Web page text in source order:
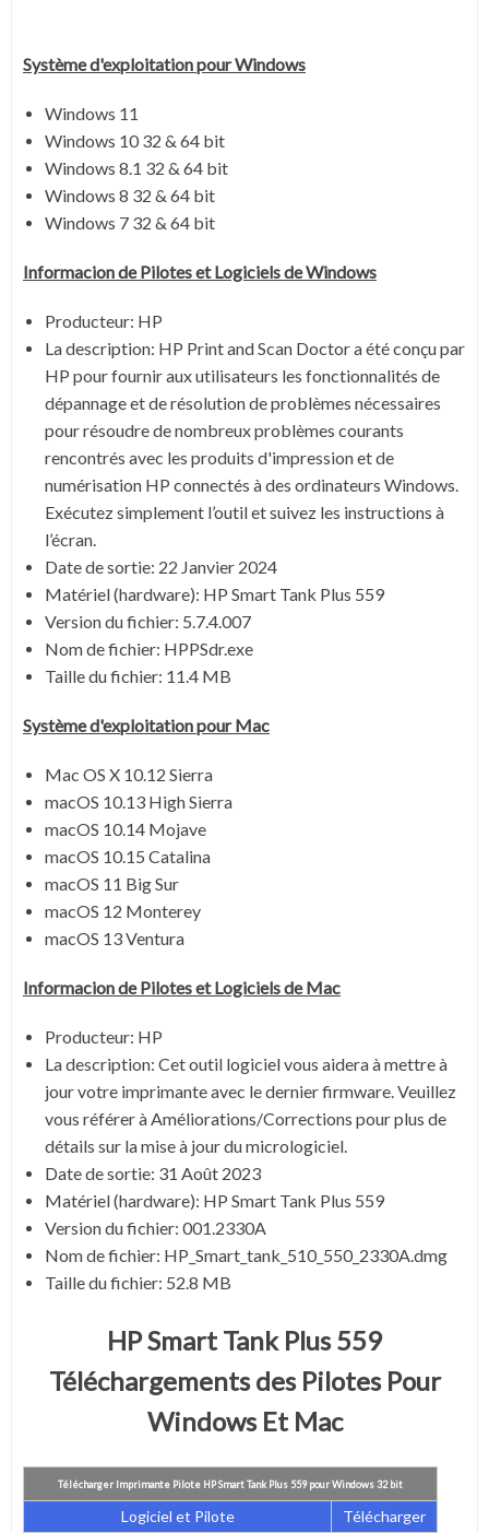
Systèmed'exploitation pour Windows
Windows 11
Windows 10 32 & 64 bit
Windows 8.1 32 & 64 bit
Windows 8 32 & 64 bit
Windows 7 32 & 64 bit
Informacion de Pilotes et Logiciels de Windows
Producteur: HP
La description: HP Print and Scan Doctor a été conçu par
HP pour fournir aux utilisateurs les fonctionnalités de
dépannage et de résolution de problèmes nécessaires
pour résoudre de nombreux problèmes courants
rencontrés avec les produits d'impression et de
numérisation HP connectés à des ordinateurs Windows.
Exécutez simplement l’outil et suivez les instructions à
l’écran.
Date de sortie: 22 Janvier 2024
Matériel (hardware): HP Smart Tank Plus 559
Version du fichier: 5.7.4.007
Nom de fichier: HPPSdr.exe
Taille du fichier: 11.4 MB
Systèmed'exploitation pourMac
Mac OS X 10.12 Sierra
macOS 10.13 High Sierra
macOS 10.14 Mojave
macOS 10.15 Catalina
macOS 11 Big Sur
macOS 12 Monterey
macOS 13 Ventura
Informacion de Pilotes et Logiciels deMac
Producteur: HP
La description: Cet outil logiciel vous aidera à mettre à
jour votre imprimante avec le dernier firmware. Veuillez
vous référer à Améliorations/Corrections pour plus de
détails sur la mise à jour du micrologiciel.
Date de sortie: 31 Août 2023
Matériel (hardware): HP Smart Tank Plus 559
Version du fichier: 001.2330A
Nom de fichier: HP_Smart_tank_510_550_2330A.dmg
Taille du fichier: 52.8 MB
HP Smart Tank Plus 559
Téléchargements des Pilotes Pour
Windows Et Mac
Télécharger Imprimante Pilote HP Smart Tank Plus 559 pour Windows 32 bit
Logiciel et Pilote
Télécharger